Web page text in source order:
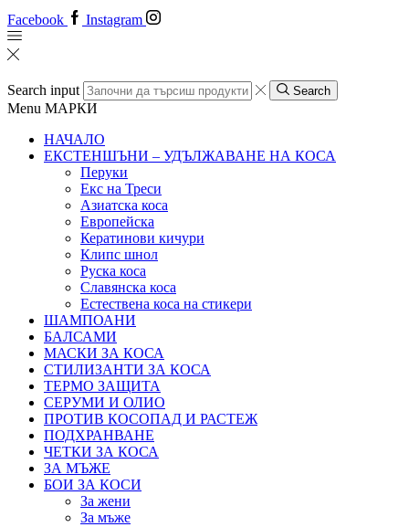
Facebook Instagram
Search input Search
Menu МАРКИ
НАЧАЛО
ЕКСТЕНШЪНИ – УДЪЛЖАВАНЕ НА КОСА
Перуки
Екс на Треси
Азиатска коса
Европейска
Кератинови кичури
Клипс шнол
Руска коса
Славянска коса
Естествена коса на стикери
ШАМПОАНИ
БАЛСАМИ
МАСКИ ЗА КОСА
СТИЛИЗАНТИ ЗА КОСА
ТЕРМО ЗАЩИТА
СЕРУМИ И ОЛИО
ПРОТИВ КОСОПАД И РАСТЕЖ
ПОДХРАНВАНЕ
ЧЕТКИ ЗА КОСА
ЗА МЪЖЕ
БОИ ЗА КОСИ
За жени
За мъже